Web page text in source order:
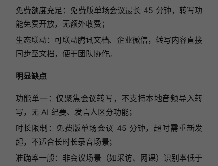
免费额度充足：免费版单场会议最长 45 分钟，转写功
能免费开放，无额外收费；
生态联动：可联动腾讯文档、企业微信，转写内容直接
同步至文档，便于团队协作。
明显缺点
功能单一：仅聚焦会议转写，不支持本地音频导入转
写，无 AI 纪要、发言人区分功能；
时长限制：免费版单场会议 45 分钟，超时需重新发
起，不适合长时长录音场景；
准确率一般：非会议场景（如采访、网课）识别率低于